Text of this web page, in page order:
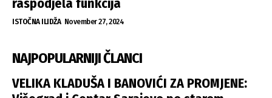
ISTOČNA ILIDŽA November 27, 2024
NAJPOPULARNIJI ČLANCI
VELIKA KLADUŠA I BANOVIĆI ZA PROMJENE: